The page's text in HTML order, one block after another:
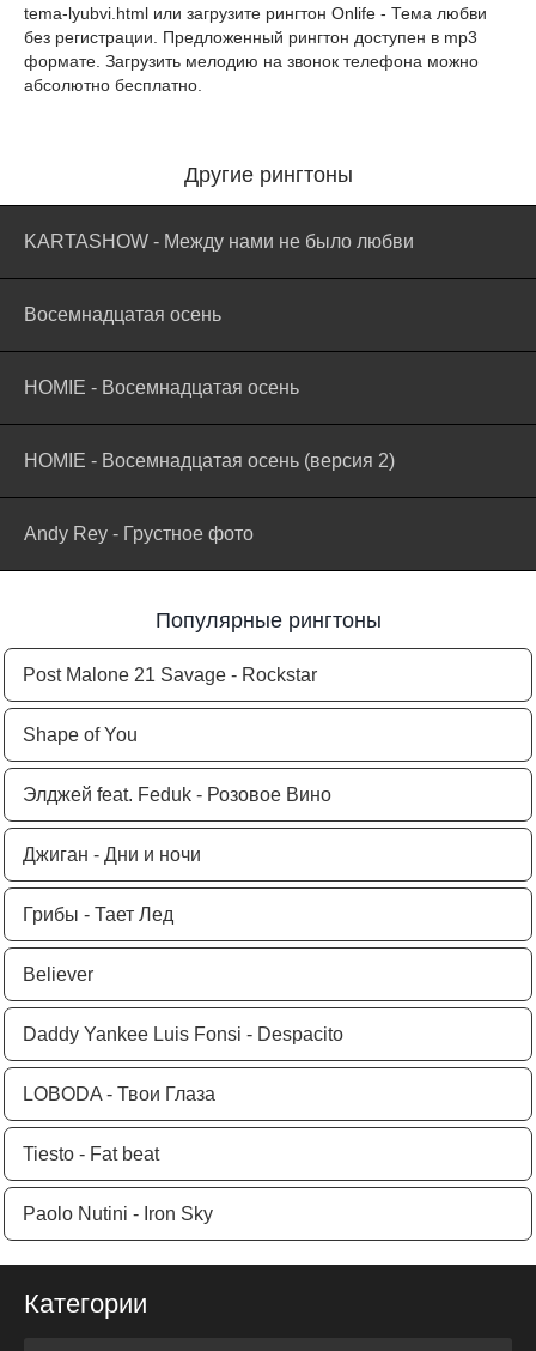
tema-lyubvi.html или загрузите рингтон Onlife - Тема любви
без регистрации. Предложенный рингтон доступен в mp3
формате. Загрузить мелодию на звонок телефона можно
абсолютно бесплатно.
Другие рингтоны
KARTASHOW - Между нами не было любви
Восемнадцатая осень
HOMIE - Восемнадцатая осень
HOMIE - Восемнадцатая осень (версия 2)
Andy Rey - Грустное фото
Популярные рингтоны
Post Malone 21 Savage - Rockstar
Shape of You
Элджей feat. Feduk - Розовое Вино
Джиган - Дни и ночи
Грибы - Тает Лед
Believer
Daddy Yankee Luis Fonsi - Despacito
LOBODA - Твои Глаза
Tiesto - Fat beat
Paolo Nutini - Iron Sky
Категории